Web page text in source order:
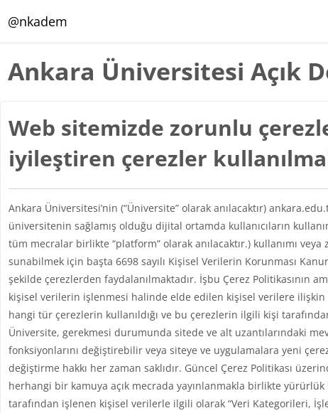
@nkadem
Ankara Üniversitesi Açık
Web sitemizde zorunlu
iyileştiren çerezler
Ankara Üniversitesi’nin (“Üniversite” olarak anılacaktır)
üniversitenin sağlamış olduğu dijital ortamda kullanıcıların
tüm mecralar birlikte “platform” olarak anılacaktır.) kullanımı
sunabilmek için başta 6698 sayılı Kişisel Verilerin Korunması
şekilde çerezlerden faydalanılmaktadır. İşbu Çerez Politikasının
kişisel verilerin işlenmesi halinde elde edilen kişisel verilere
hangi tür çerezlerin kullanıldığı ve bu çerezlerin ilgili kişi
Üniversite, gerekmesi durumunda sitede ve alt uzantılarındaki
fonksiyonlarını değiştirebilir veya siteye ve uygulamalara yeni
değiştirme hakkı her zaman saklıdır. Güncel Çerez Politikası
herhangi bir kamuya açık mecrada yayınlanmakla birlikte
tarafından işlenen kişisel verilerle ilgili olarak “Veri Kategorileri,